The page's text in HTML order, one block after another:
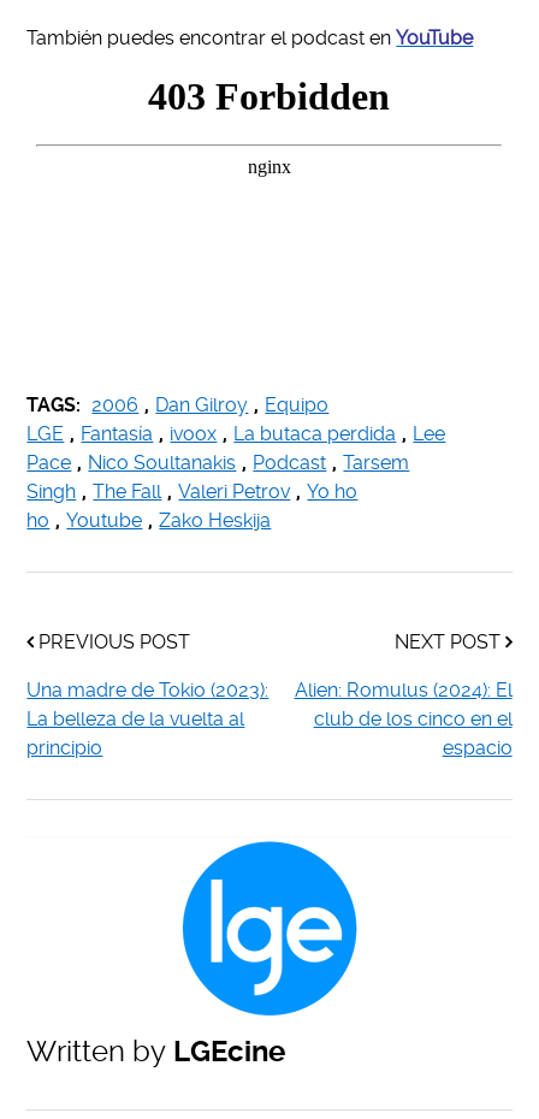
También puedes encontrar el podcast enYouTube
TAGS: 2006 , Dan Gilroy , Equipo
LGE , Fantasía , ivoox , La butaca perdida , Lee
Pace , Nico Soultanakis , Podcast , Tarsem
Singh , The Fall , Valeri Petrov , Yo ho
ho , Youtube , Zako Heskija
PREVIOUS POST
Una madre de Tokio (2023):
La belleza de la vuelta al
principio
NEXT POST
Alien: Romulus (2024): El
club de los cinco en el
espacio
Written by LGEcine